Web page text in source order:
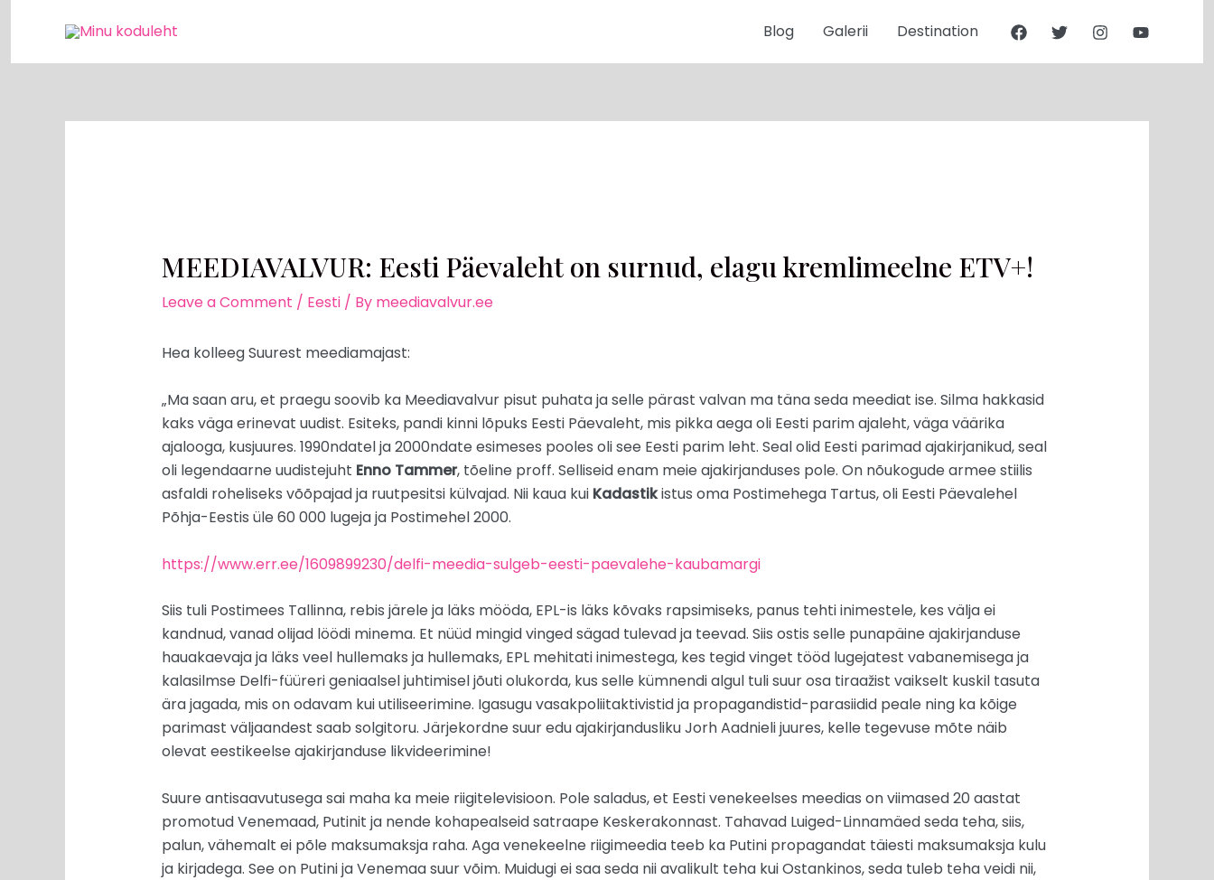
Blog Galerii Destination
MEEDIAVALVUR: Eesti Päevaleht on surnud, elagu kremlimeelne ETV+!
Leave a Comment / Eesti/ By meediavalvur.ee
Hea kolleeg Suurest meediamajast:
„Ma saan aru, et praegu soovib ka Meediavalvur pisut puhata ja selle pärast valvan ma täna seda meediat ise. Silma hakkasid
kaks väga erinevat uudist. Esiteks, pandi kinni lõpuks Eesti Päevaleht, mis pikka aega oli Eesti parim ajaleht, väga väärika
ajalooga, kusjuures. 1990ndatel ja 2000ndate esimeses pooles oli see Eesti parim leht. Seal olid Eesti parimad ajakirjanikud, seal
oli legendaarne uudistejuht Enno Tammer, tõeline proff. Selliseid enam meie ajakirjanduses pole. On nõukogude armee stiilis
asfaldi roheliseks võõpajad ja ruutpesitsi külvajad. Nii kaua kui Kadastikistus oma Postimehega Tartus, oli Eesti Päevalehel
Põhja-Eestis üle 60 000 lugeja ja Postimehel 2000.
https://www.err.ee/1609899230/delfi-meedia-sulgeb-eesti-paevalehe-kaubamargi
Siis tuli Postimees Tallinna, rebis järele ja läks mööda, EPL-is läks kõvaks rapsimiseks, panus tehti inimestele, kes välja ei
kandnud, vanad olijad löödi minema. Et nüüd mingid vinged sägad tulevad ja teevad. Siis ostis selle punapäine ajakirjanduse
hauakaevaja ja läks veel hullemaks ja hullemaks, EPL mehitati inimestega, kes tegid vinget tööd lugejatest vabanemisega ja
kalasilmse Delfi-füüreri geniaalsel juhtimisel jõuti olukorda, kus selle kümnendi algul tuli suur osa tiraažist vaikselt kuskil tasuta
ära jagada, mis on odavam kui utiliseerimine. Igasugu vasakpoliitaktivistid ja propagandistid-parasiidid peale ning ka kõige
parimast väljaandest saab solgitoru. Järjekordne suur edu ajakirjandusliku Jorh Aadnieli juures, kelle tegevuse mõte näib
olevat eestikeelse ajakirjanduse likvideerimine!
Suure antisaavutusega sai maha ka meie riigitelevisioon. Pole saladus, et Eesti venekeelses meedias on viimased 20 aastat
promotud Venemaad, Putinit ja nende kohapealseid satraape Keskerakonnast. Tahavad Luiged-Linnamäed seda teha, siis,
palun, vähemalt ei põle maksumaksja raha. Aga venekeelne riigimeedia teeb ka Putini propagandat täiesti maksumaksja kulu
ja kirjadega. See on Putini ja Venemaa suur võim. Muidugi ei saa seda nii avalikult teha kui Ostankinos, seda tuleb teha veidi nii,
navigation